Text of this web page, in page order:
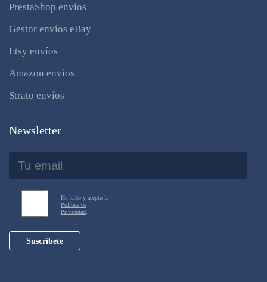
PrestaShop envíos
Gestor envíos eBay
Etsy envíos
Amazon envíos
Strato envíos
Newsletter
He leído y acepto la
Política de
Privacidad
Suscríbete